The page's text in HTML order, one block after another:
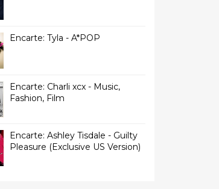
Encarte: Tyla - A*POP
Encarte: Charli xcx - Music,
Fashion, Film
Encarte: Ashley Tisdale - Guilty
Pleasure (Exclusive US Version)